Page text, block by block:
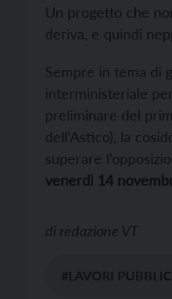
Un progetto che
deriva, e quindi
Sempre in tema di
interministeriale
preliminare del
dell’Astico), la
superare
venerdì 14
di redazione VT
#LAVORI